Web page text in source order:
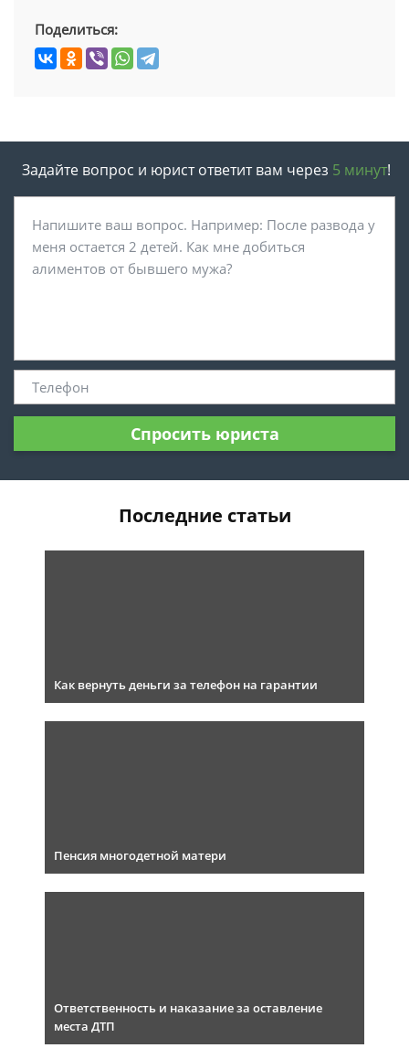
Поделиться:
Задайте вопрос и юрист ответит вам через 5 минут!
Спросить юриста
Последние статьи
Как вернуть деньги за телефон на гарантии
Пенсия многодетной матери
Ответственность и наказание за оставление
места ДТП